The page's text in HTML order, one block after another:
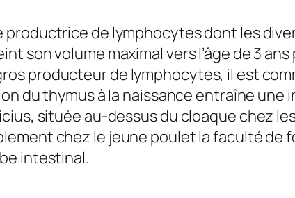
productrice de lymphocytes dont les
son volume maximal vers l’âge de 3
producteur de lymphocytes, il est
du thymus à la naissance entraîne
située au-dessus du cloaque chez
chez le jeune poulet la faculté de
intestinal.